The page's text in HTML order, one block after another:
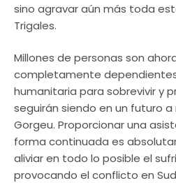
sino agravar aún más toda
Trigales.
Millones de personas son
completamente
humanitaria para sobrevivir y
seguirán siendo en un futuro a
Gorgeu. Proporcionar una
forma continuada es
aliviar en todo lo posible el
provocando el conflicto en